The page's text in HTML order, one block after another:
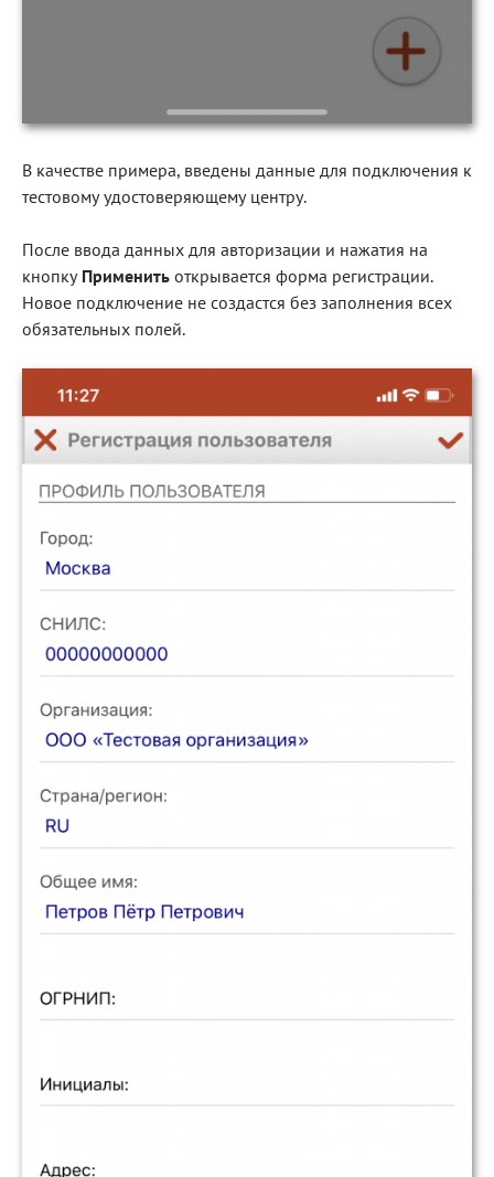
В качестве примера, введены данные для подключения к
тестовому удостоверяющему центру.
После ввода данных для авторизации и нажатия на
кнопку Применить открывается форма регистрации.
Новое подключение не создастся без заполнения всех
обязательных полей.